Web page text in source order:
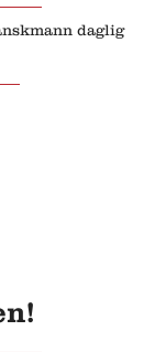
daglig